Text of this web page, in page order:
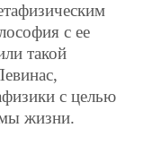
с ее
такой
с целью
жизни.